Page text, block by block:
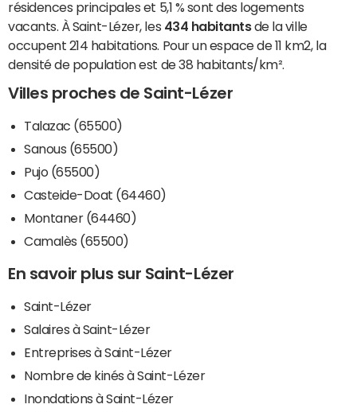
résidences principales et 5,1 % sont des logements
vacants. À Saint-Lézer, les 434 habitantsde la ville
occupent 214 habitations. Pour un espace de 11 km2, la
densité de population est de 38 habitants/km².
Villes proches de Saint-Lézer
Talazac (65500)
Sanous (65500)
Pujo (65500)
Casteide-Doat (64460)
Montaner (64460)
Camalès (65500)
En savoir plus sur Saint-Lézer
Saint-Lézer
Salaires à Saint-Lézer
Entreprises à Saint-Lézer
Nombre de kinés à Saint-Lézer
Inondations à Saint-Lézer